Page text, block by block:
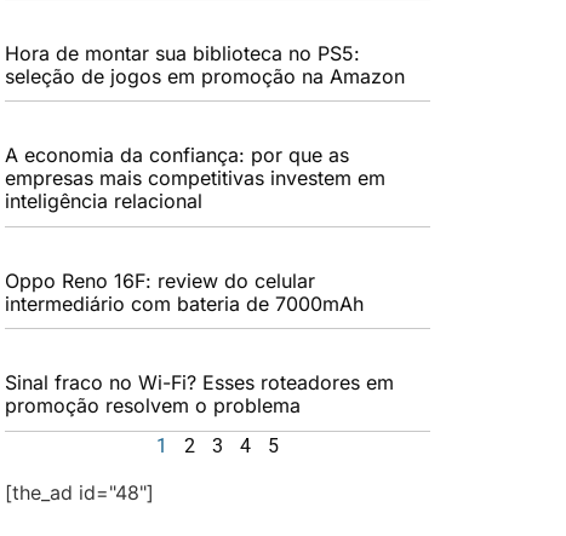
Hora de montar sua biblioteca no PS5:
seleção de jogos em promoção na Amazon
A economia da confiança: por que as
empresas mais competitivas investem em
inteligência relacional
Oppo Reno 16F: review do celular
intermediário com bateria de 7000mAh
Sinal fraco no Wi-Fi? Esses roteadores em
promoção resolvem o problema
1 2 3 4 5
[the_ad id="48"]